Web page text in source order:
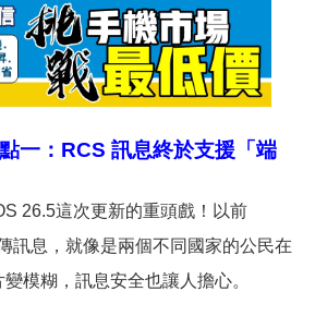
一：RCS 訊息終於支援「端
這次更新的重頭戲！以前
訊息，就像是兩個不同國家的公民在
模糊，訊息安全也讓人擔心。